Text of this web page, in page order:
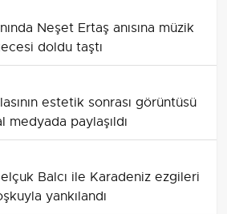
Neşet Ertaş anısına müzik
doldu taştı
estetik sonrası görüntüsü
medyada paylaşıldı
Balcı ile Karadeniz ezgileri
yankılandı